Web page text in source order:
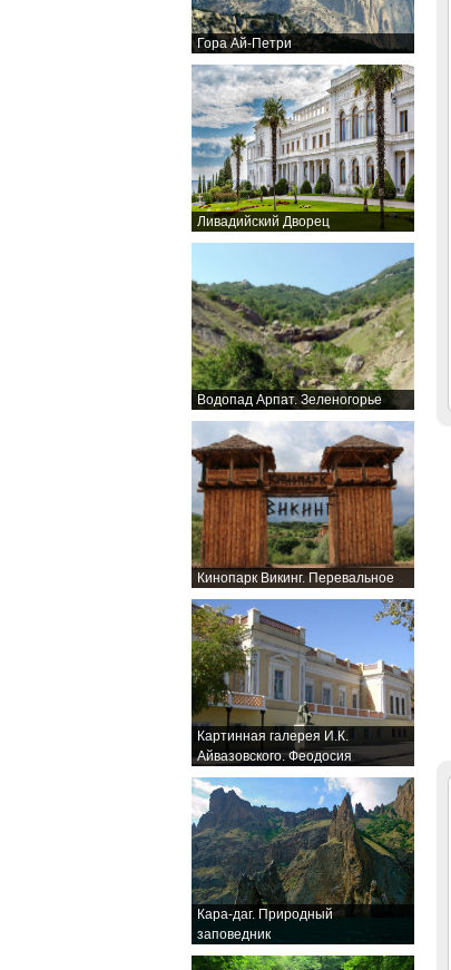
Гора Ай-Петри
Ливадийский Дворец
Водопад Арпат. Зеленогорье
Кинопарк Викинг. Перевальное
Картинная галерея И.К.
Айвазовского. Феодосия
Кара-даг. Природный
заповедник